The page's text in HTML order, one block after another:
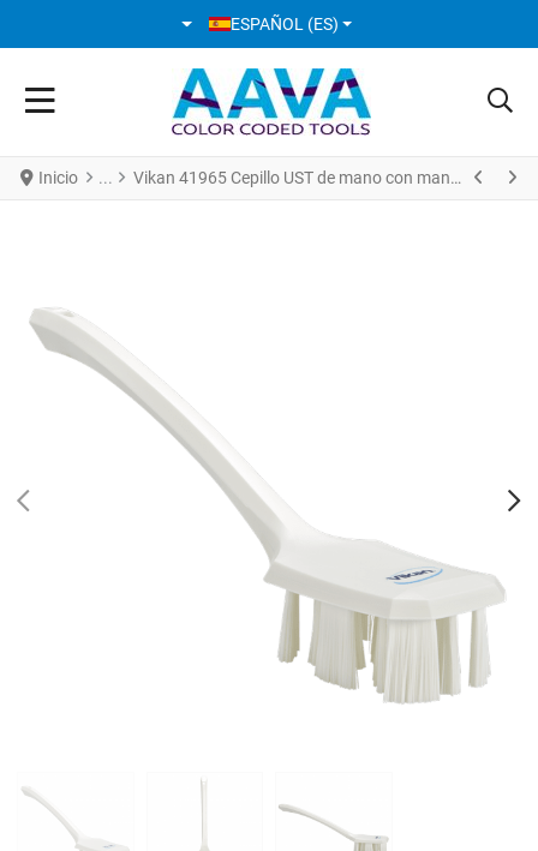
SELECCIONE SU IDIOMA
ESPAÑOL (ES)
Inicio Vikan 41965 Cepillo UST de mano con mango largo 395 mm Cerdas Duras Blanco